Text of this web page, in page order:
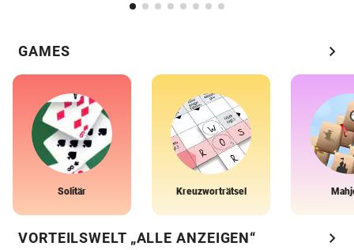
GAMES chevron_right
Solitär Kreuzworträtsel
VORTEILSWELT „ALLE ANZEIGEN“ chevron_right